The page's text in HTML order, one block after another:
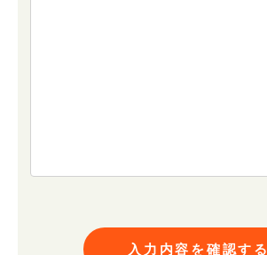
入力内容を確認する